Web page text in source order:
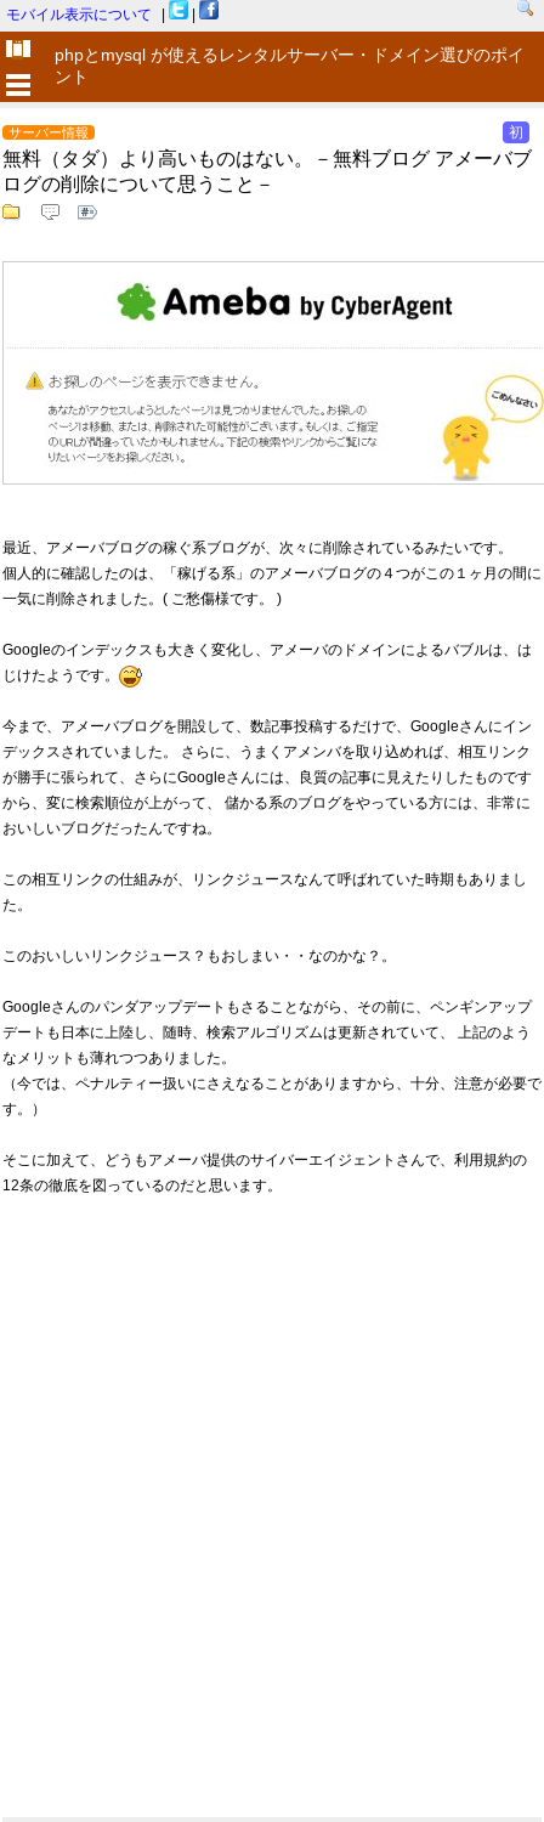
モバイル表示について
phpとmysql が使えるレンタルサーバー・ドメイン選びのポイ
ント
サーバー情報 初
無料（タダ）より高いものはない。－無料ブログ アメーバブ
ログの削除について思うこと－
最近、アメーバブログの稼ぐ系ブログが、次々に削除されているみたいです。
個人的に確認したのは、「稼げる系」のアメーバブログの４つがこの１ヶ月の間に
一気に削除されました。( ご愁傷様です。 )
Googleのインデックスも大きく変化し、アメーバのドメインによるバブルは、は
じけたようです。
今まで、アメーバブログを開設して、数記事投稿するだけで、Googleさんにイン
デックスされていました。 さらに、うまくアメンバを取り込めれば、相互リンク
が勝手に張られて、さらにGoogleさんには、良質の記事に見えたりしたものです
から、変に検索順位が上がって、 儲かる系のブログをやっている方には、非常に
おいしいブログだったんですね。
この相互リンクの仕組みが、リンクジュースなんて呼ばれていた時期もありまし
た。
このおいしいリンクジュース？もおしまい・・なのかな？。
Googleさんのパンダアップデートもさることながら、その前に、ペンギンアップ
デートも日本に上陸し、随時、検索アルゴリズムは更新されていて、 上記のよう
なメリットも薄れつつありました。
（今では、ペナルティー扱いにさえなることがありますから、十分、注意が必要で
す。）
そこに加えて、どうもアメーバ提供のサイバーエイジェントさんで、利用規約の
12条の徹底を図っているのだと思います。